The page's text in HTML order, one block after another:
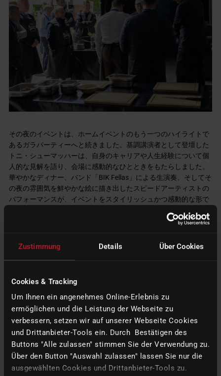
Zustimmung Details Über Cookies
Cookies & Tracking
Um Ihnen ein angenehmes Online-Erlebnis zu
ermöglichen und die Leistung der Webseite zu
verbessern, setzen wir auf unserer Webseite Cookies
und Drittanbieter-Tools ein. Durch Bestätigen des
Buttons "Alle zulassen" stimmen Sie der Verwendung zu.
Über den Button "Auswahl zulassen" lassen Sie nur die
ausgewählten Cookies und Drittanbieter-Tools zu.
その夜のイベントは、ホームイベントのもう一つのハイライトで
あるガラパーティーへと続きました。基調講演者として登壇した
トニ・シューマッハーは、自身のキャリアや人生経験について個
人的な見解を語り、会場に感動的なひとときをもたらしました。
華やかなディナー、バンド「BIK Fellas」による生演奏、そしてそ
の夜の雰囲気を鮮やかな絵に描き出したスピードアーティストの
パフォーマンスが、イベントをスタイリッシュかつ感動的な形で
ニ・シューマッハーが夜を通してゲストと交流し、和やかな雰囲
ン入りマシンとサイン入りジャージは、ゲストの間で大きな盛り
上がりを見せ、オークションでは高い関心を集めました。 落札価
格の一部は慈善団体に寄付され、「Kleine Helden」オストヘッセ
ン児童・青少年ホスピス協会とSparklekidsジンバブエに均等に分
配されます。